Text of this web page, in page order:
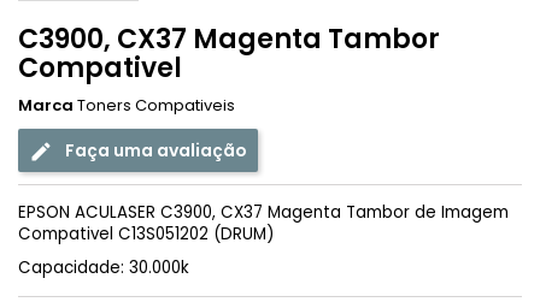
C3900, CX37 Magenta Tambor
Compativel
Marca Toners Compativeis
Faça uma avaliação
EPSON ACULASER C3900, CX37 Magenta Tambor de Imagem
Compativel C13S051202 (DRUM)
Capacidade: 30.000k